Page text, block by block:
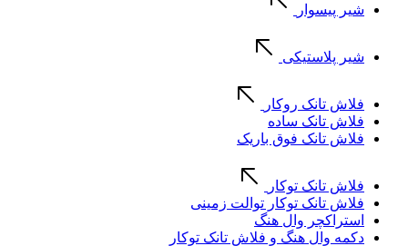
شیر پیسوار
شیر پلاستیکی
فلاش تانک روکار
فلاش تانک ساده
فلاش تانک فوق باریک
فلاش تانک توکار
فلاش تانک توکار توالت زمینی
استراکچر وال هنگ
دکمه وال هنگ و فلاش تانک توکار